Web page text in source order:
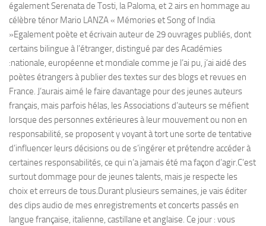
également Serenata de Tosti, la Paloma, et 2 airs en hommage au
célèbre ténor Mario LANZA « Mémories et Song of India
»Egalement poète et écrivain auteur de 29 ouvrages publiés, dont
certains bilingue à l’étranger, distingué par des Académies
:nationale, européenne et mondiale comme je l’ai pu, j’ai aidé des
poètes étrangers à publier des textes sur des blogs et revues en
France. J’aurais aimé le faire davantage pour des jeunes auteurs
français, mais parfois hélas, les Associations d’auteurs se méfient
lorsque des personnes extérieures à leur mouvement ou non en
responsabilité, se proposent y voyant à tort une sorte de tentative
d’influencer leurs décisions ou de s’ingérer et prétendre accéder à
certaines responsabilités, ce qui n’a jamais été ma façon d’agir.C’est
surtout dommage pour de jeunes talents, mais je respecte les
choix et erreurs de tous.Durant plusieurs semaines, je vais éditer
des clips audio de mes enregistrements et concerts passés en
langue française, italienne, castillane et anglaise. Ce jour : vous